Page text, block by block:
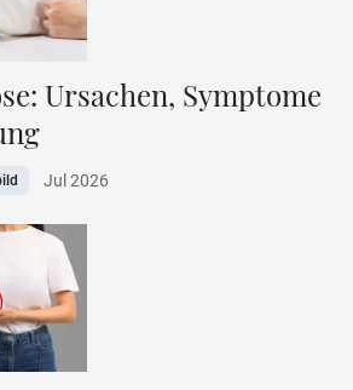
Ursachen, Symptome
Jul 2026